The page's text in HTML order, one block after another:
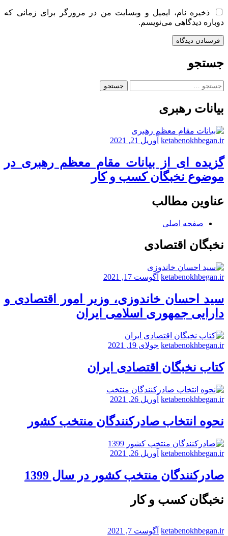
ذخیره نام، ایمیل و وبسایت من در مرورگر برای زمانی که
دوباره دیدگاهی می‌نویسم.
جستجو
جستجو
بیانات رهبری
ketabenokhbegan.ir آوریل 21, 2021
گزیده ای از بیانات مقام معظم رهبری در
موضوع نخبگان کسب و کار
عناوین مطالب
صفحه اصلی
نخبگان اقتصادی
ketabenokhbegan.ir آگوست 17, 2021
سید احسان خاندوزی، وزیر امور اقتصادی و
دارایی جمهوری اسلامی ایران
ketabenokhbegan.ir جولای 19, 2021
کتاب نخبگان اقتصادی ایران
ketabenokhbegan.ir آوریل 26, 2021
نحوه انتخاب صادرکنندگان منتخب کشور
ketabenokhbegan.ir آوریل 26, 2021
صادرکنندگان منتخب کشور در سال 1399
نخبگان کسب و کار
ketabenokhbegan.ir آگوست 7, 2021